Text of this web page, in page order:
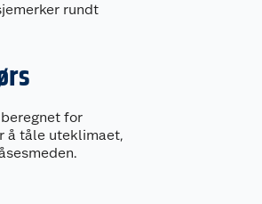
rundt
for
å tåle uteklimaet,